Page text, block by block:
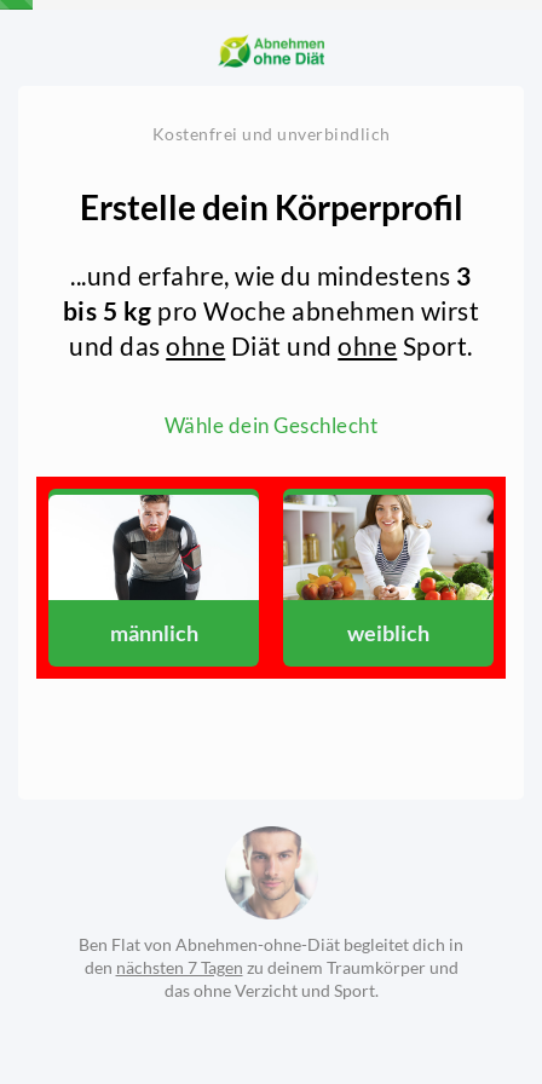
Kostenfrei und unverbindlich
Erstelle dein Körperprofil
...und erfahre, wie du mindestens 3
bis 5 kg pro Woche abnehmen wirst
und dasohne Diät undohne Sport.
Wähle dein Geschlecht
männlich weiblich
Ben Flat von Abnehmen-ohne-Diät begleitet dich in
den nächsten 7 Tagen zu deinem Traumkörper und
das ohne Verzicht und Sport.